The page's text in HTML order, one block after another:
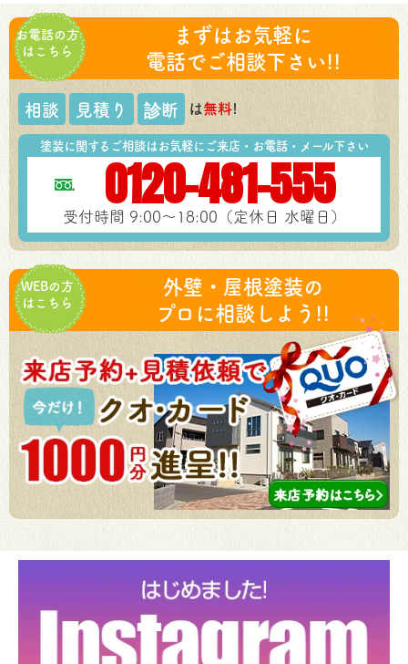
お電話の方
はこちら
まずはお気軽に
電話でご相談下さい!!
相談 見積り 診断 は無料!
塗装に関するご相談はお気軽にご来店・お電話・メール下さい
0120-481-555
受付時間 9:00～18:00（定休日 水曜日）
WEBの方
はこちら
外壁・屋根塗装の
プロに相談しよう!!